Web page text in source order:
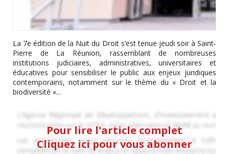
La 7e édition de la Nuit du Droit s’est tenue jeudi soir à Saint-
Pierre de La Réunion, rassemblant de nombreuses
institutions judiciaires, administratives, universitaires et
éducatives pour sensibiliser le public aux enjeux juridiques
contemporains, notamment sur le thème du « Droit et la
biodiversité »...
Pour lire l'article complet
Cliquez ici pour vous abonner